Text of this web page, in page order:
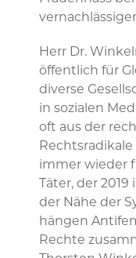
Herr Dr.
öffentlich für
diverse
in sozialen
oft aus der
immer wieder
Täter, der
der Nähe der
hängen
Rechte